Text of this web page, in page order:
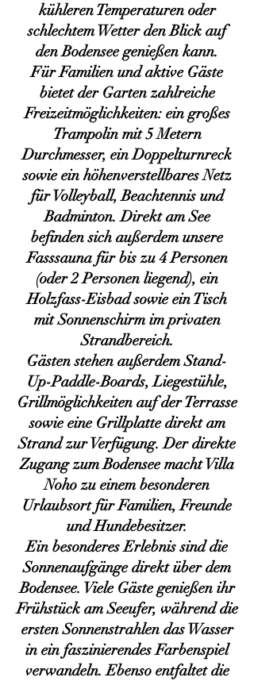
kühleren Temperaturen oder
schlechtem Wetter den Blick auf
den Bodensee genießen kann.
Für Familien und aktive Gäste
bietet der Garten zahlreiche
Freizeitmöglichkeiten: ein großes
Trampolin mit 5 Metern
Durchmesser, ein Doppelturnreck
sowie ein höhenverstellbares Netz
für Volleyball, Beachtennis und
Badminton. Direkt am See
befinden sich außerdem unsere
Fasssauna für bis zu 4 Personen
(oder 2 Personen liegend), ein
Holzfass-Eisbad sowie ein Tisch
mit Sonnenschirm im privaten
Strandbereich.
Gästen stehen außerdem Stand-
Up-Paddle-Boards, Liegestühle,
Grillmöglichkeiten auf der Terrasse
sowie eine Grillplatte direkt am
Strand zur Verfügung. Der direkte
Zugang zum Bodensee macht Villa
Noho zu einem besonderen
Urlaubsort für Familien, Freunde
und Hundebesitzer.
Ein besonderes Erlebnis sind die
Sonnenaufgänge direkt über dem
Bodensee. Viele Gäste genießen ihr
Frühstück am Seeufer, während die
ersten Sonnenstrahlen das Wasser
in ein faszinierendes Farbenspiel
verwandeln. Ebenso entfaltet die